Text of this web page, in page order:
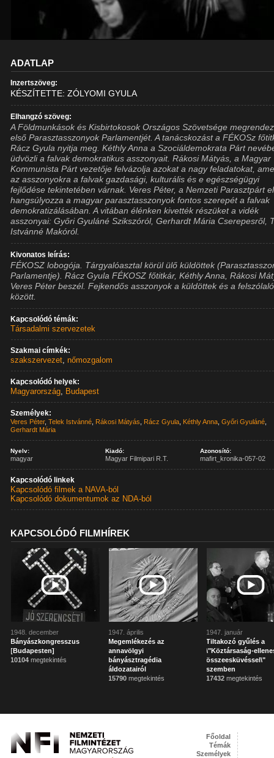
ADATLAP
Inzertszöveg:
KÉSZÍTETTE: ZÓLYOMI GYULA
Elhangzó szöveg:
A Földmunkások és Kisbirtokosok Országos Szövetsége
első Parasztasszonyok Parlamentjét. A tanácskozást a FÉKOSz
Rácz Gyula nyitja meg. Kéthly Anna a Szociáldemokrata Párt
üdvözli a falvak demokratikus asszonyait. Rákosi Mátyás, a Magyar
Kommunista Párt vezetője felvázolja azokat a nagy feladatokat,
az asszonyokra a falvak gazdasági, kulturális és e egészségügyi
fejlődése tekintetében várnak. Veres Péter, a Nemzeti Parasztpárt
hangsúlyozza a magyar parasztasszonyok fontos szerepét a falvak
demokratizálásában. A vitában élénken kivették részüket a vidék
asszonyai: Győri Gyuláné Szikszóról, Gerhardt Mária Cserepesről,
Istvánné Makóról.
Kivonatos leírás:
FÉKOSZ lobogója. Tárgyalóasztal körül ülő küldöttek
Parlamentje). Rácz Gyula FÉKOSZ főtitkár, Kéthly Anna, Rákosi
Veres Péter beszél. Fejkendős asszonyok a küldöttek és a
között.
Kapcsolódó témák:
Társadalmi szervezetek
Szakmai címkék:
szakszervezet,nőmozgalom
Kapcsolódó helyek:
Magyarország, Budapest
Személyek:
Veres Péter,Telek Istvánné Rákosi Mátyás Rácz Gyula Kéthly Anna ,Győri Gyuláné
Gerhardt Mária
Nyelv:
magyar
Kiadó:
Magyar Filmipari R.T.
Azonosító:
mafirt_kronika-057-02
Kapcsolódó linkek
Kapcsolódó filmek a NAVA-ból
Kapcsolódó dokumentumok az NDA-ból
KAPCSOLÓDÓ FILMHÍREK
1948. december
Bányászkongresszus
[Budapesten]
10104 megtekintés
1947. április
Megemlékezés az
annavölgyi
bányásztragédia
áldozatairól
15790 megtekintés
1947. január
Tiltakozó gyűlés a
\"Köztársaság-
összeesküvéssel\"
szemben
17432 megtekintés
Főoldal
Témák
Személyek